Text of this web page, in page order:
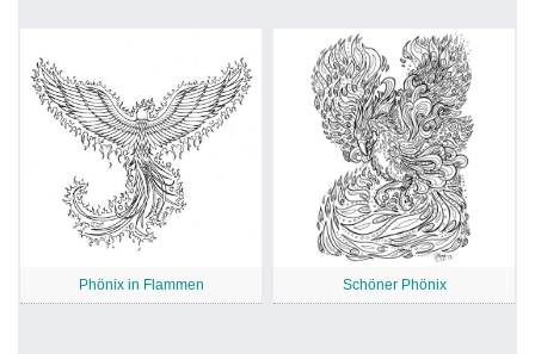
Phönix in Flammen Schöner Phönix